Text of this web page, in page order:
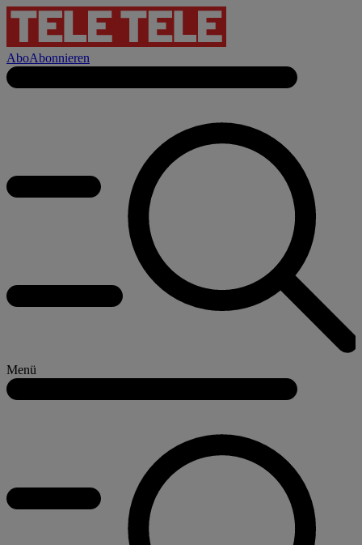
AboAbonnieren
Menü